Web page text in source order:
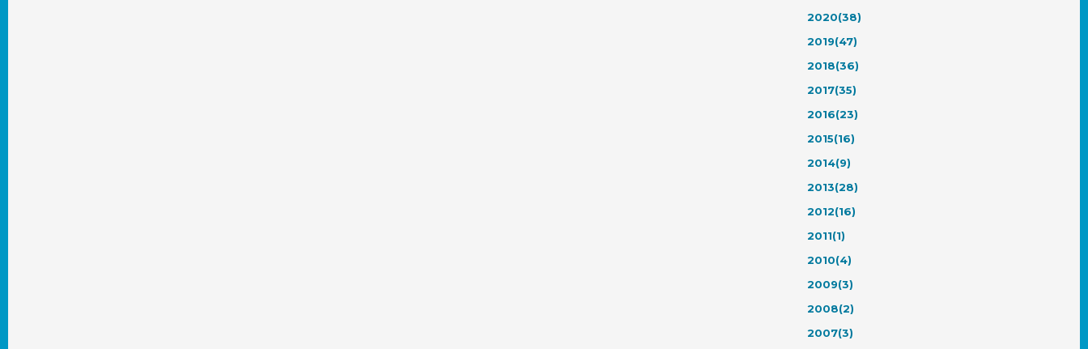
2020(38)
2019(47)
2018(36)
2017(35)
2016(23)
2015(16)
2014(9)
2013(28)
2012(16)
2011(1)
2010(4)
2009(3)
2008(2)
2007(3)